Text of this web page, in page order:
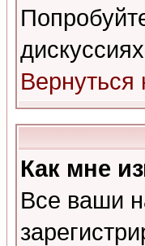
Вернуться
Как мне
Все ваши